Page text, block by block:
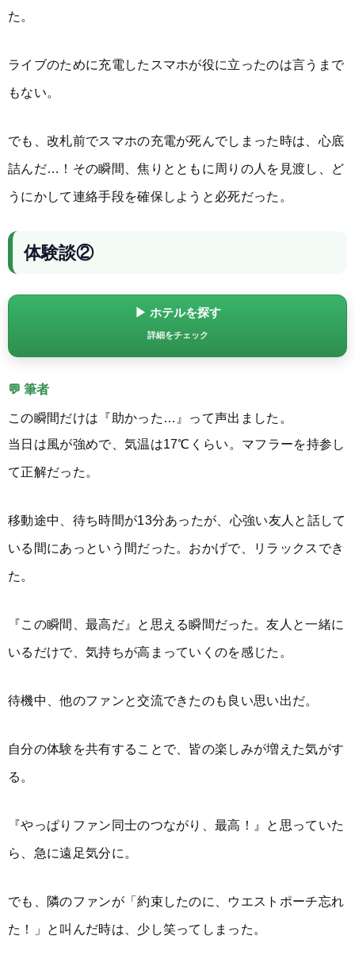
た。
ライブのために充電したスマホが役に立ったのは言うまで
もない。
でも、改札前でスマホの充電が死んでしまった時は、心底
詰んだ…！その瞬間、焦りとともに周りの人を見渡し、ど
うにかして連絡手段を確保しようと必死だった。
体験談②
▶ ホテルを探す
詳細をチェック
💬 筆者
この瞬間だけは『助かった…』って声出ました。
当日は風が強めで、気温は17℃くらい。マフラーを持参し
て正解だった。
移動途中、待ち時間が13分あったが、心強い友人と話して
いる間にあっという間だった。おかげで、リラックスでき
た。
『この瞬間、最高だ』と思える瞬間だった。友人と一緒に
いるだけで、気持ちが高まっていくのを感じた。
待機中、他のファンと交流できたのも良い思い出だ。
自分の体験を共有することで、皆の楽しみが増えた気がす
る。
『やっぱりファン同士のつながり、最高！』と思っていた
ら、急に遠足気分に。
でも、隣のファンが「約束したのに、ウエストポーチ忘れ
た！」と叫んだ時は、少し笑ってしまった。